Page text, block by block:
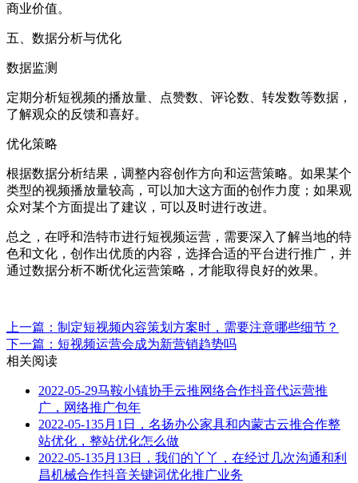
商业价值。
五、数据分析与优化
数据监测
定期分析短视频的播放量、点赞数、评论数、转发数等数据，
了解观众的反馈和喜好。
优化策略
根据数据分析结果，调整内容创作方向和运营策略。如果某个
类型的视频播放量较高，可以加大这方面的创作力度；如果观
众对某个方面提出了建议，可以及时进行改进。
总之，在呼和浩特市进行短视频运营，需要深入了解当地的特
色和文化，创作出优质的内容，选择合适的平台进行推广，并
通过数据分析不断优化运营策略，才能取得良好的效果。
上一篇：制定短视频内容策划方案时，需要注意哪些细节？
下一篇：短视频运营会成为新营销趋势吗
相关阅读
2022-05-29马鞍小镇协手云推网络合作抖音代运营推
广，网络推广包年
2022-05-135月1日，名扬办公家具和内蒙古云推合作整
站优化，整站优化怎么做
2022-05-135月13日，我们的丫丫，在经过几次沟通和利
昌机械合作抖音关键词优化推广业务